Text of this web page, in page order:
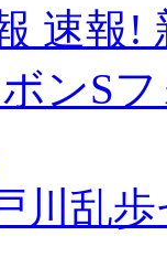
速報!
ンS
川乱